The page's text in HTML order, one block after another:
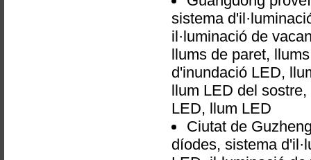
sistema
il·luminació de
llums de paret,
d'inundació LED,
llum LED del
LED, llum LED
Ciutat de
díodes, sistema